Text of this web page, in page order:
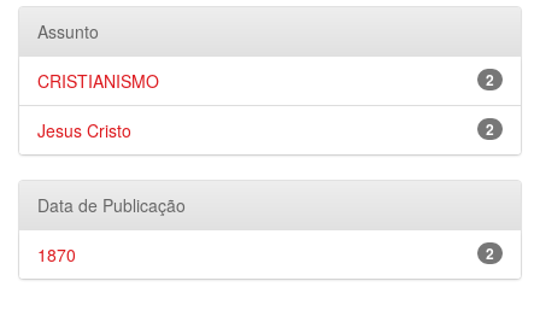
Assunto
2
CRISTIANISMO
2
Jesus Cristo
Data de Publicação
2
1870